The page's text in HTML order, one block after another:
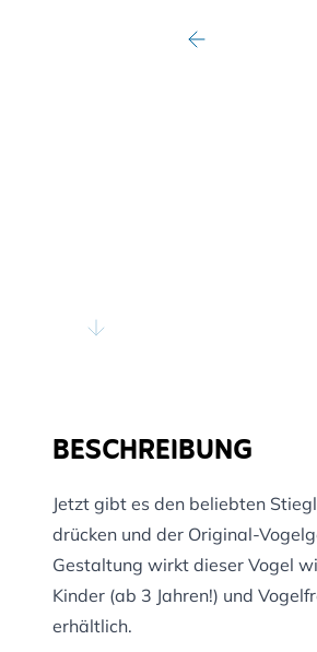
BESCHREIBUNG
Jetzt gibt es den beliebten
drücken und der Original-
Gestaltung wirkt dieser Vogel
Kinder (ab 3 Jahren!) und
erhältlich.